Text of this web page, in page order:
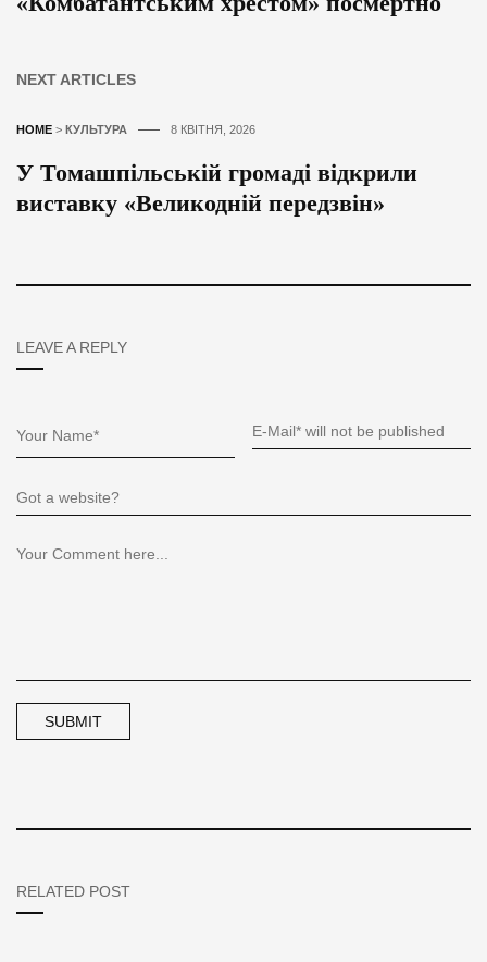
NEXT ARTICLES
HOME > КУЛЬТУРА 8 КВІТНЯ, 2026
У Томашпільській громаді відкрили
виставку «Великодній передзвін»
LEAVE A REPLY
RELATED POST